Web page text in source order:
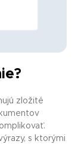
zložité
s ktorými